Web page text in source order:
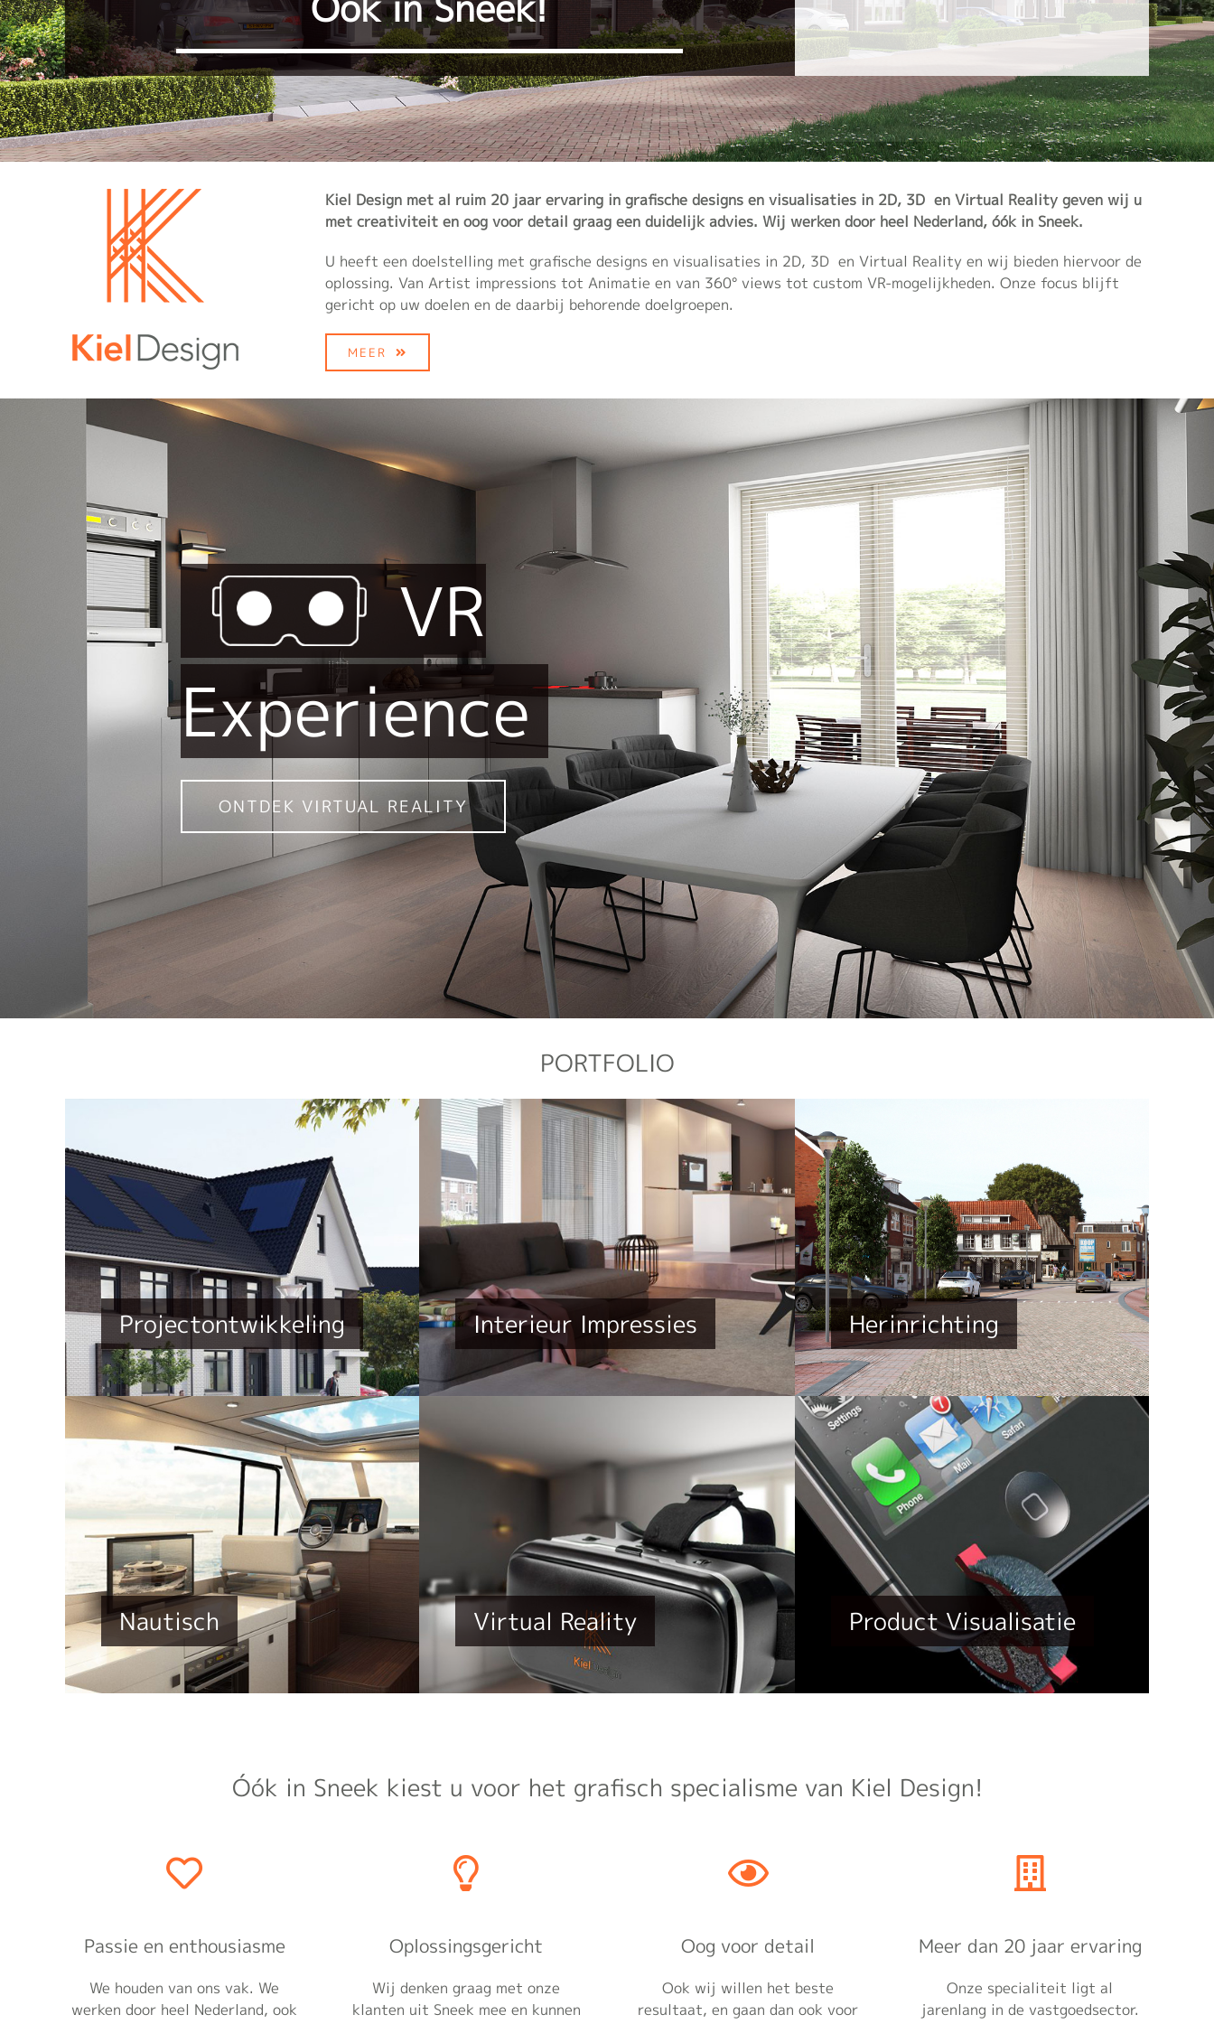
Kiel Design met al ruim 20 jaar ervaring in grafische designs en visualisaties in 2D, 3D en Virtual Reality geven wij u
met creativiteit en oog voor detail graag een duidelijk advies. Wij werken door heel Nederland, óók in Sneek.
U heeft een doelstelling met grafische designs en visualisaties in 2D, 3D en Virtual Reality en wij bieden hiervoor de
oplossing. Van Artist impressions tot Animatie en van 360° views tot custom VR-mogelijkheden. Onze focus blijft
gericht op uw doelen en de daarbij behorende doelgroepen.
MEER
VR
Experience
ONTDEK VIRTUAL REALITY
PORTFOLIO
Projectontwikkeling Interieur Impressies Herinrichting
Nautisch Virtual Reality Product Visualisatie
Óók in Sneek kiest u voor het grafisch specialisme van Kiel Design!
Passie en enthousiasme
We houden van ons vak. We
werken door heel Nederland, ook
Oplossingsgericht
Wij denken graag met onze
klanten uit Sneek mee en kunnen
Oog voor detail
Ook wij willen het beste
resultaat, en gaan dan ook voor
Meer dan 20 jaar ervaring
Onze specialiteit ligt al
jarenlang in de vastgoedsector.